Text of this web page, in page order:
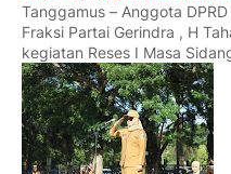
Tanggamus – Anggota
Fraksi Partai Gerindra , H
kegiatan Reses I Masa